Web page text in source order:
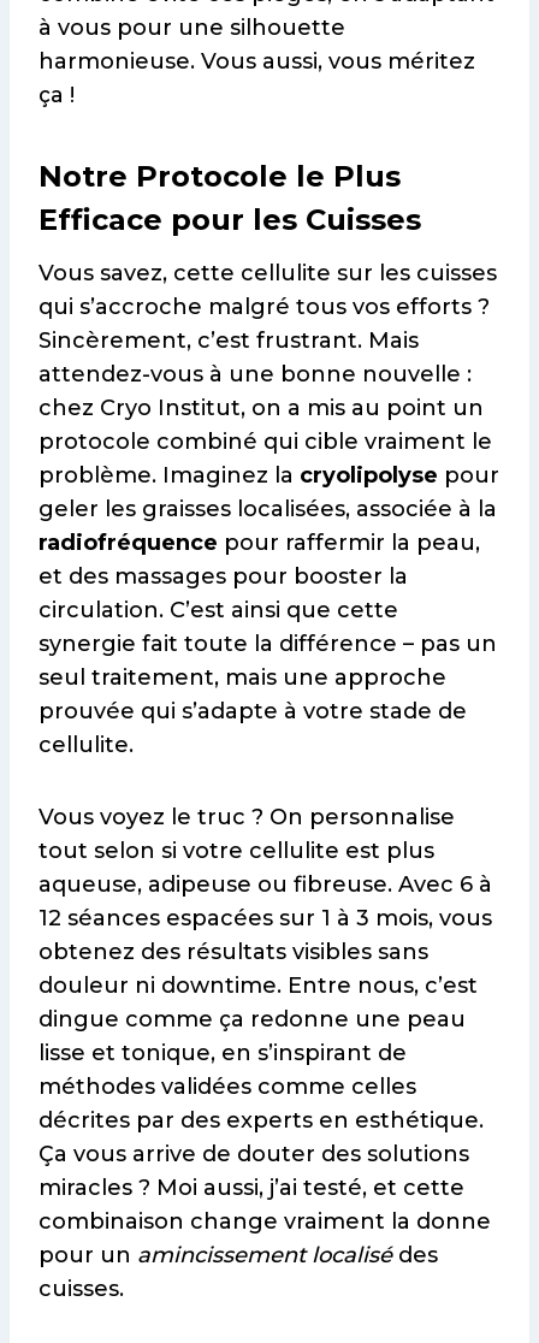
à vous pour une silhouette
harmonieuse. Vous aussi, vous méritez
ça !
Notre Protocole le Plus
Efficace pour les Cuisses
Vous savez, cette cellulite sur les cuisses
qui s’accroche malgré tous vos efforts ?
Sincèrement, c’est frustrant. Mais
attendez-vous à une bonne nouvelle :
chez Cryo Institut, on a mis au point un
protocole combiné qui cible vraiment le
problème. Imaginez la cryolipolyse pour
geler les graisses localisées, associée à la
radiofréquence pour raffermir la peau,
et des massages pour booster la
circulation. C’est ainsi que cette
synergie fait toute la différence – pas un
seul traitement, mais une approche
prouvée qui s’adapte à votre stade de
cellulite.
Vous voyez le truc ? On personnalise
tout selon si votre cellulite est plus
aqueuse, adipeuse ou fibreuse. Avec 6 à
12 séances espacées sur 1 à 3 mois, vous
obtenez des résultats visibles sans
douleur ni downtime. Entre nous, c’est
dingue comme ça redonne une peau
lisse et tonique, en s’inspirant de
méthodes validées comme celles
décrites par des experts en esthétique.
Ça vous arrive de douter des solutions
miracles ? Moi aussi, j’ai testé, et cette
combinaison change vraiment la donne
pour un amincissement localisédes
cuisses.